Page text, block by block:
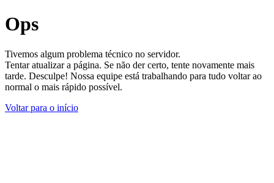
Ops
Tivemos algum problema técnico no servidor.
Tentar atualizar a página. Se não der certo, tente novamente mais
tarde. Desculpe! Nossa equipe está trabalhando para tudo voltar ao
normal o mais rápido possível.
Voltar para o início